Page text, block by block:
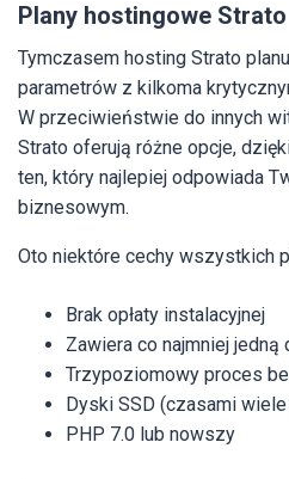
Plany hostingowe Strato
Tymczasem hosting Strato
parametrów z kilkoma
W przeciwieństwie do innych
Strato oferują różne opcje,
ten, który najlepiej odpowiada
biznesowym.
Oto niektóre cechy wszystkich
Brak opłaty instalacyjnej
Zawiera co najmniej jedną
Trzypoziomowy proces
Dyski SSD (czasami
PHP 7.0 lub nowszy